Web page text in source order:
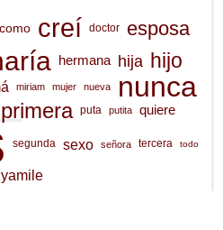
como creí doctor esposa
hermana hija hijo
miriam mujer nueva nunca
primera puta putita quiere
segunda sexo señora tercera todo
yamile